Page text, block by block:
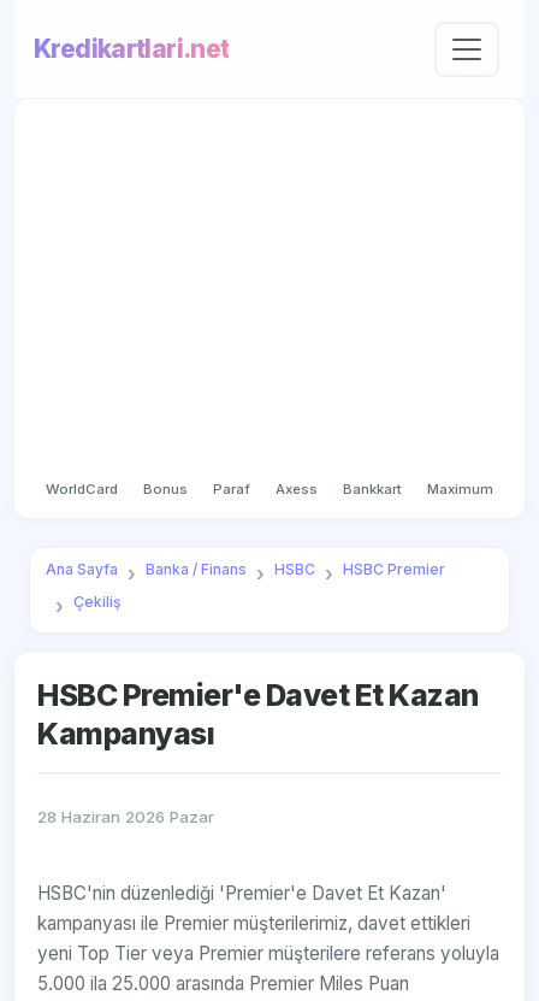
Kredikartlari.net
WorldCard Bonus Paraf Axess Bankkart Maximum
Ana Sayfa Banka / Finans HSBC
HSBC Premier
Çekiliş
HSBC Premier'e Davet Et Kazan
Kampanyası
28 Haziran 2026 Pazar
HSBC'nin düzenlediği 'Premier'e Davet Et Kazan'
kampanyası ile Premier müşterilerimiz, davet ettikleri
yeni Top Tier veya Premier müşterilere referans yoluyla
5.000 ila 25.000 arasında Premier Miles Puan